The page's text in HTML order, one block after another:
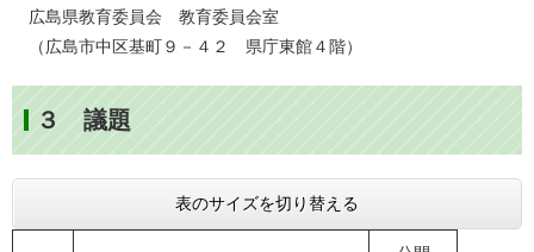
広島県教育委員会 教育委員会室
（広島市中区基町９－４２ 県庁東館４階）
３ 議題
表のサイズを切り替える